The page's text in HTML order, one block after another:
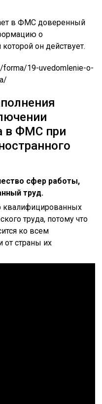
в ФМС доверенный
о
он действует.
19-uvedomlenie-o-
в ФМС при
сфер работы,
труд.
квалифицированных
труда, потому что
ко всем
от страны их